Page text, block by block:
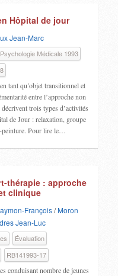
Hôpital de jour
Jean-Marc
Psychologie Médicale 1993
tant qu’objet transitionnel et
entre l’approche non
trois types d’activités
de Jour : relaxation, groupe
peinture. Pour lire le…
thérapie : approche
clinique
François/Moron
Jean-Luc
Évaluation
RB141993-17
conduisant nombre de jeunes